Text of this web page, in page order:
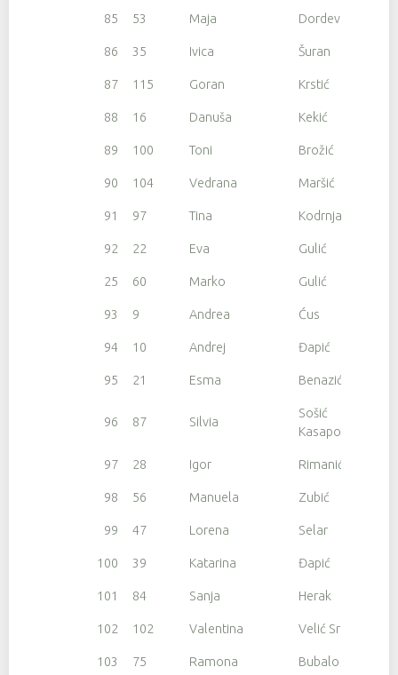
85 53 Maja Dordevic
86 35 Ivica Šuran
87 115 Goran Krstić
88 16 Danuša Kekić
89 100 Toni Brožić
90 104 Vedrana Maršić
91 97 Tina Kodrnja
92 22 Eva Gulić
25 60 Marko Gulić
93 9 Andrea Ćus
94 10 Andrej Đapić
95 21 Esma Benazić
96 87 Silvia
Sošić
Kasapović
97 28 Igor Rimanić
98 56 Manuela Zubić
99 47 Lorena Selar
100 39 Katarina Đapić
101 84 Sanja Herak
102 102 Valentina Velić Srdoč
103 75 Ramona Bubalo